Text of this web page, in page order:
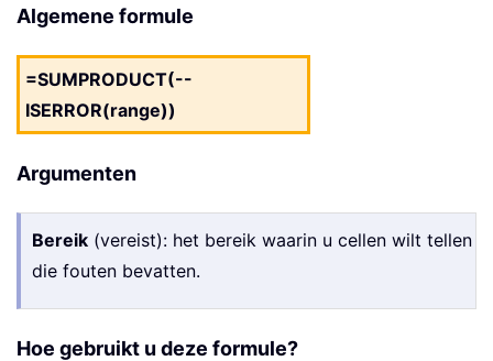
Algemene formule
=SUMPRODUCT(--
ISERROR(range))
Argumenten
Bereik (vereist): het bereik waarin u cellen wilt tellen
die fouten bevatten.
Hoe gebruikt u deze formule?